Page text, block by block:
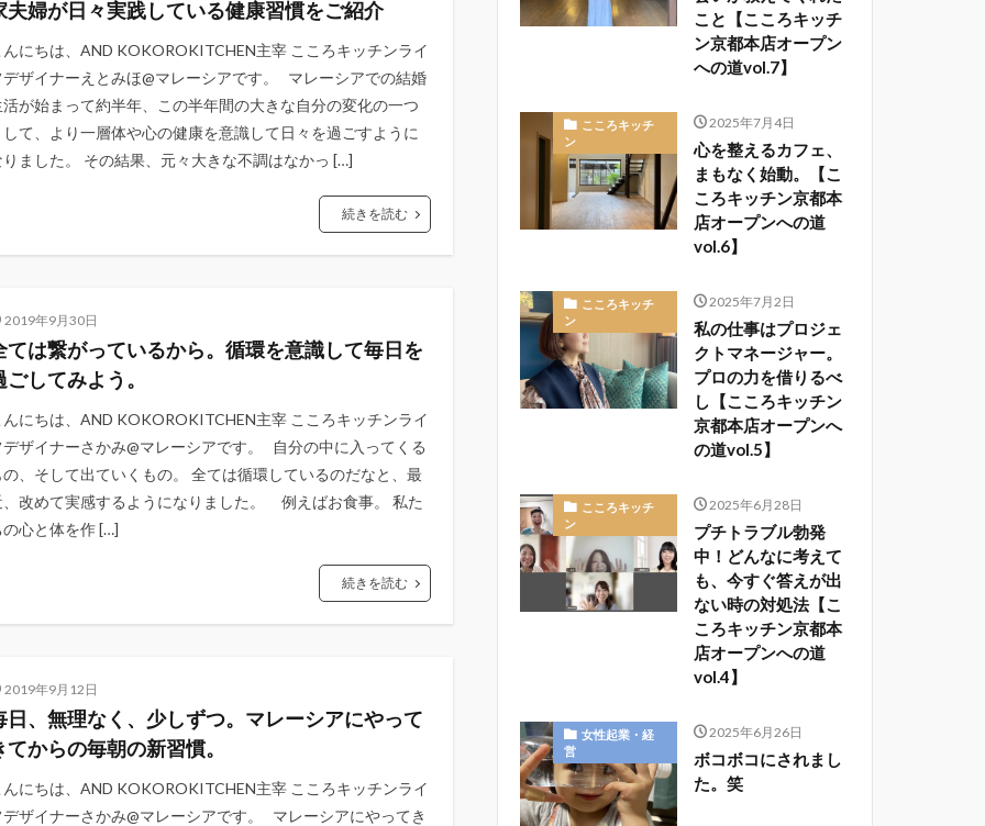
夫婦が日々実践している健康習慣をご紹介
んにちは、AND KOKOROKITCHEN主宰 こころキッチンライ
デザイナーえとみほ@マレーシアです。 マレーシアでの結婚
活が始まって約半年、この半年間の大きな自分の変化の一つ
して、より一層体や心の健康を意識して日々を過ごすように
りました。 その結果、元々大きな不調はなかっ […]
続きを読む
2019年9月30日
ては繋がっているから。循環を意識して毎日を
ごしてみよう。
んにちは、AND KOKOROKITCHEN主宰 こころキッチンライ
デザイナーさかみ@マレーシアです。 自分の中に入ってくる
の、そして出ていくもの。 全ては循環しているのだなと、最
、改めて実感するようになりました。 例えばお食事。 私た
の心と体を作 […]
続きを読む
2019年9月12日
日、無理なく、少しずつ。マレーシアにやって
てからの毎朝の新習慣。
んにちは、AND KOKOROKITCHEN主宰 こころキッチンライ
デザイナーさかみ@マレーシアです。 マレーシアにやってき
こと【こころキッチ
ン京都本店オープン
への道vol.7】
こころキッチ
ン
2025年7月4日
心を整えるカフェ、
まもなく始動。【こ
ころキッチン京都本
店オープンへの道
vol.6】
こころキッチ
ン
2025年7月2日
私の仕事はプロジェ
クトマネージャー。
プロの力を借りるべ
し【こころキッチン
京都本店オープンへ
の道vol.5】
こころキッチ
ン
2025年6月28日
プチトラブル勃発
中！どんなに考えて
も、今すぐ答えが出
ない時の対処法【こ
ころキッチン京都本
店オープンへの道
vol.4】
女性起業・経
営
2025年6月26日
ボコボコにされまし
た。笑